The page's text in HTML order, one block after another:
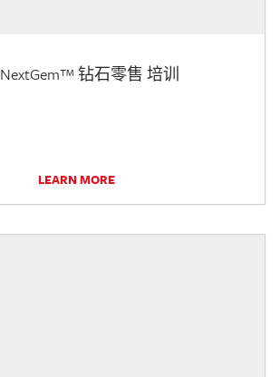
NextGem™ 钻石零售 培训
LEARN MORE